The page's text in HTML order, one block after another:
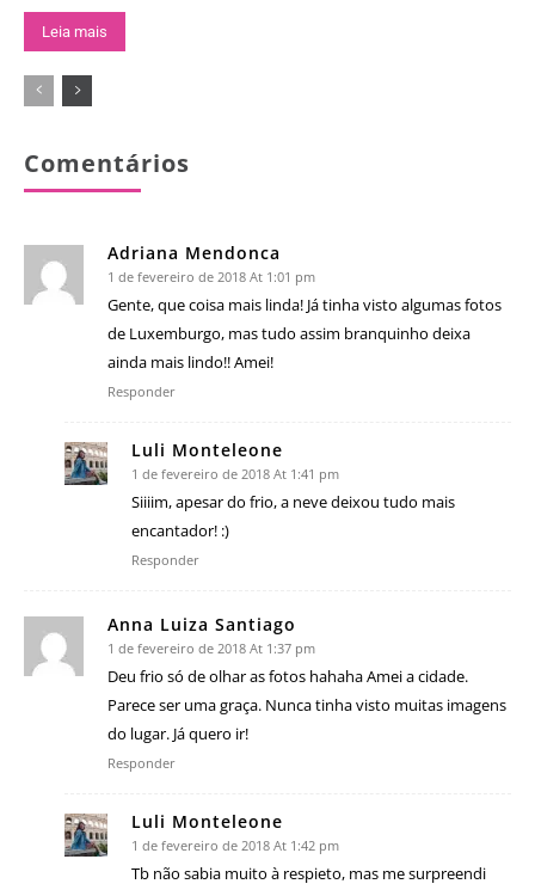
Leia mais
Comentários
Adriana Mendonca
1 de fevereiro de 2018 At 1:01 pm
Gente, que coisa mais linda! Já tinha visto algumas fotos
de Luxemburgo, mas tudo assim branquinho deixa
ainda mais lindo!! Amei!
Responder
Luli Monteleone
1 de fevereiro de 2018 At 1:41 pm
Siiiim, apesar do frio, a neve deixou tudo mais
encantador! :)
Responder
Anna Luiza Santiago
1 de fevereiro de 2018 At 1:37 pm
Deu frio só de olhar as fotos hahaha Amei a cidade.
Parece ser uma graça. Nunca tinha visto muitas imagens
do lugar. Já quero ir!
Responder
Luli Monteleone
1 de fevereiro de 2018 At 1:42 pm
Tb não sabia muito à respieto, mas me surpreendi